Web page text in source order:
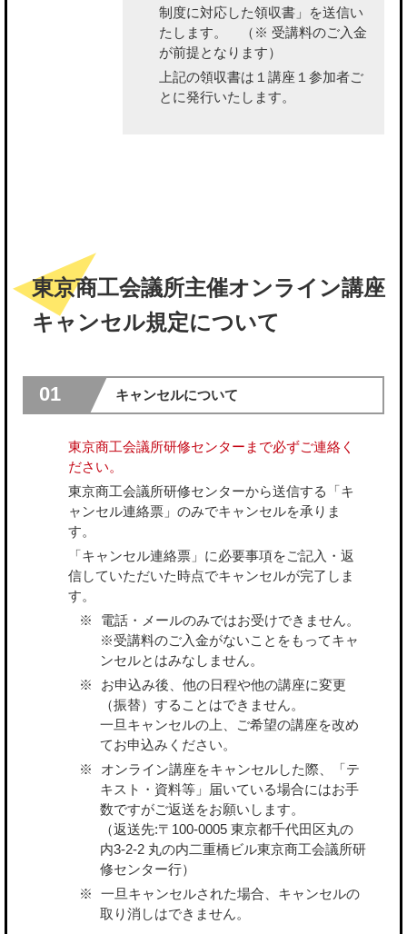
制度に対応した領収書」を送信い
たします。
（※ 受講料のご入金
が前提となります）
上記の領収書は１講座１参加者ご
とに発行いたします。
東京商工会議所主催オンライン講座
キャンセル規定について
01 キャンセルについて
東京商工会議所研修センターまで必ずご連絡く
ださい。
東京商工会議所研修センターから送信する「キ
ャンセル連絡票」のみでキャンセルを承りま
す。
「キャンセル連絡票」に必要事項をご記入・返
信していただいた時点でキャンセルが完了しま
す。
電話・メールのみではお受けできません。
※受講料のご入金がないことをもってキャ
ンセルとはみなしません。
お申込み後、他の日程や他の講座に変更
（振替）することはできません。
一旦キャンセルの上、ご希望の講座を改め
てお申込みください。
オンライン講座をキャンセルした際、「テ
キスト・資料等」届いている場合にはお手
数ですがご返送をお願いします。
（返送先:〒100-0005 東京都千代田区丸の
内3-2-2 丸の内二重橋ビル東京商工会議所研
修センター行）
一旦キャンセルされた場合、キャンセルの
取り消しはできません。